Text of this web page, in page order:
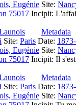
Eugénie Site:
75017 Incipit:
Metadata
Site: Paris Date:
Eugénie Site:
75017 Incipit: Il
Metadata
Site: Paris Date:
Eugénie Site: